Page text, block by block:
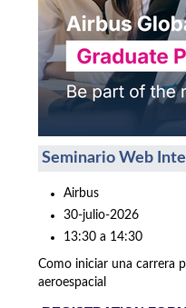
Seminario Web
Airbus
30-julio-2026
13:30 a 14:30
Como iniciar una carrera
aeroespacial